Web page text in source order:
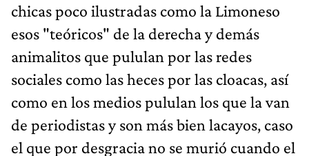
chicas poco ilustradas como la Limoneso
esos "teóricos" de la derecha y demás
animalitos que pululan por las redes
sociales como las heces por las cloacas, así
como en los medios pululan los que la van
de periodistas y son más bien lacayos, caso
el que por desgracia no se murió cuando el